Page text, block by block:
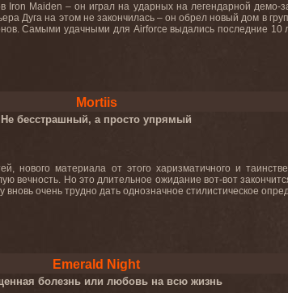
Maiden – он играл на ударных на легендарной демо-
Дуга на этом не закончилась – он обрел новый дом в
Самыми удачными для Airforce выдались последние
Mortiis
Не бесстрашный, а просто упрямый
нового материала от этого харизматичного и
вечность. Но это длительное ожидание вот-вот
очень трудно дать однозначное стилистическое
Emerald Night
болезнь или любовь на всю жизнь